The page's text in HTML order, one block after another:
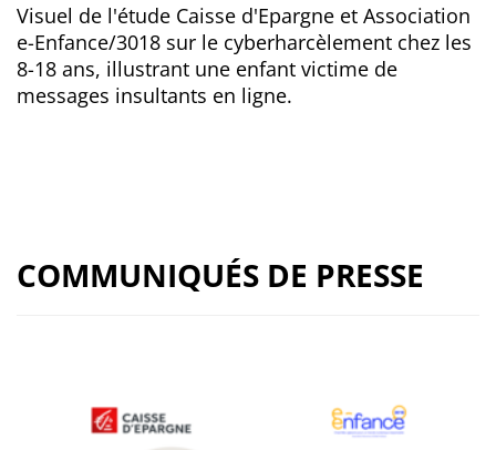
Visuel de l'étude Caisse d'Epargne et Association
e-Enfance/3018 sur le cyberharcèlement chez les
8-18 ans, illustrant une enfant victime de
messages insultants en ligne.
COMMUNIQUÉS DE PRESSE